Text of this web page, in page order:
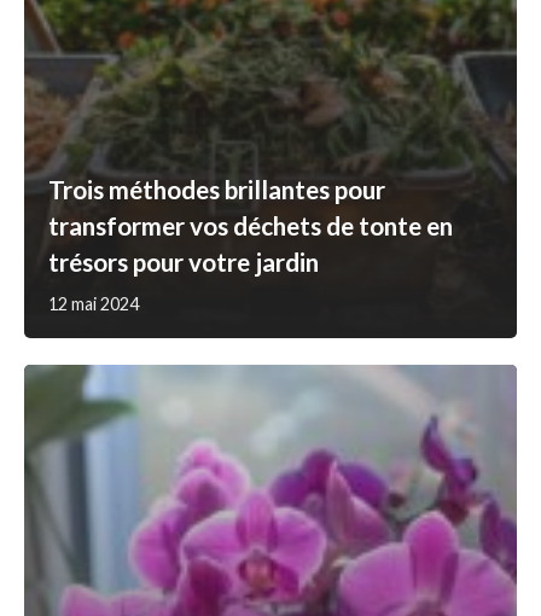
Trois méthodes brillantes pour
transformer vos déchets de tonte en
trésors pour votre jardin
12 mai 2024